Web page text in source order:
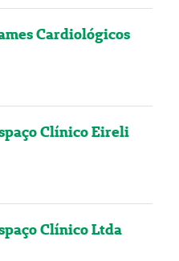
Cardiológicos
Clínico Eireli
Clínico Ltda